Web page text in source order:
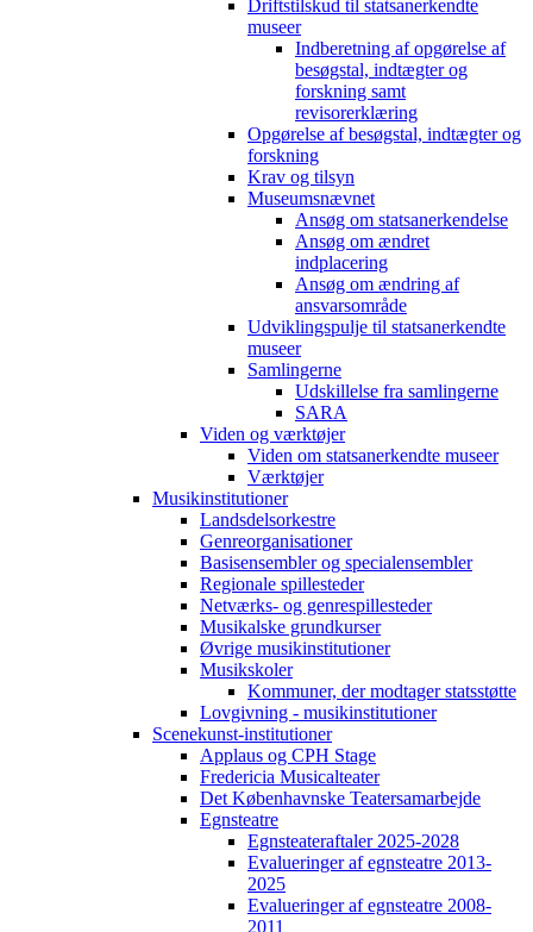
Driftstilskud til statsanerkendte
museer
Indberetning af opgørelse af
besøgstal, indtægter og
forskning samt
revisorerklæring
Opgørelse af besøgstal, indtægter og
forskning
Krav og tilsyn
Museumsnævnet
Ansøg om statsanerkendelse
Ansøg om ændret
indplacering
Ansøg om ændring af
ansvarsområde
Udviklingspulje til statsanerkendte
museer
Samlingerne
Udskillelse fra samlingerne
SARA
Viden og værktøjer
Viden om statsanerkendte museer
Værktøjer
Musikinstitutioner
Landsdelsorkestre
Genreorganisationer
Basisensembler og specialensembler
Regionale spillesteder
Netværks- og genrespillesteder
Musikalske grundkurser
Øvrige musikinstitutioner
Musikskoler
Kommuner, der modtager statsstøtte
Lovgivning - musikinstitutioner
Scenekunst-institutioner
Applaus og CPH Stage
Fredericia Musicalteater
Det Københavnske Teatersamarbejde
Egnsteatre
Egnsteateraftaler 2025-2028
Evalueringer af egnsteatre 2013-
2025
Evalueringer af egnsteatre 2008-
2011